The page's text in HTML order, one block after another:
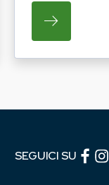
DEL
SU
SEGUICI SU